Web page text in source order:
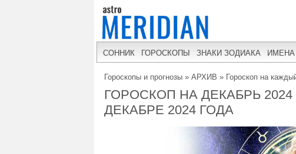
СОННИК ГОРОСКОПЫ ЗНАКИ ЗОДИАКА ИМЕНА
Гороскопы и прогнозы » АРХИВ » Гороскоп на
ГОРОСКОП НА ДЕКАБРЬ
ДЕКАБРЕ 2024 ГОДА